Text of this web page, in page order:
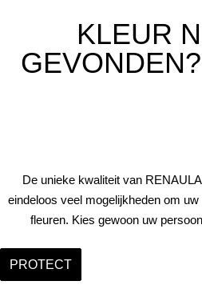
KLEUR
De unieke kwaliteit van
eindeloos veel mogelijkheden om
fleuren. Kies gewoon uw
PROTECT